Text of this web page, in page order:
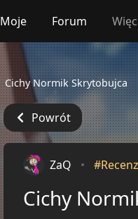
Moje Forum
Cichy Normik Skrytobujca
Powrót
ZaQ
Cichy